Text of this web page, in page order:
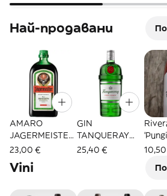
Най-продавани
AMARO
JAGERMEISTER
70CL
23,00 €
GIN
TANQUERAY
70CL
25,40 €
Vini